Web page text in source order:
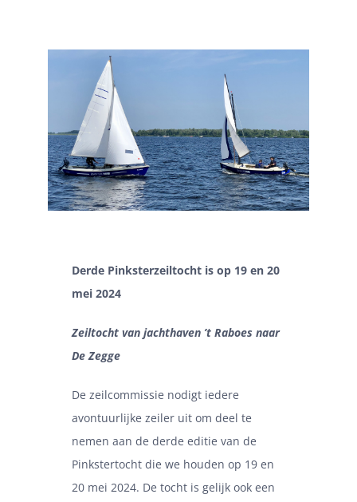
Derde Pinksterzeiltocht is op 19 en 20
mei 2024
Zeiltocht van jachthaven ’t Raboes naar
De Zegge
De zeilcommissie nodigt iedere
avontuurlijke zeiler uit om deel te
nemen aan de derde editie van de
Pinkstertocht die we houden op 19 en
20 mei 2024. De tocht is gelijk ook een